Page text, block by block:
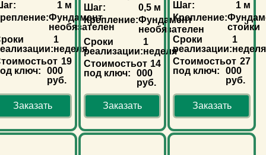
1 м
Фундамент
необязателен
1
неделя
ключ:
от 19
000
руб.
Заказать
Шаг:
0,5 м
Крепление:Фундамент
необязателен
Сроки
реализации:
1
неделя
Стоимость
под ключ:
от 14
000
руб.
Заказать
Шаг:
1 м
Крепление:
стойки
Сроки
реализации:
1
неделя
Стоимость
под ключ:
от 27
000
руб.
Заказать